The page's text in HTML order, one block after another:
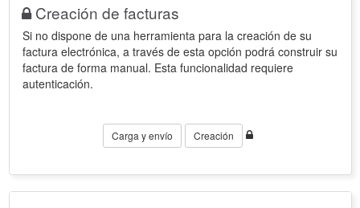
Creación de facturas
Si no dispone de una herramienta para la creación de su
factura electrónica, a través de esta opción podrá construir su
factura de forma manual. Esta funcionalidad requiere
autenticación.
Carga y envío Creación